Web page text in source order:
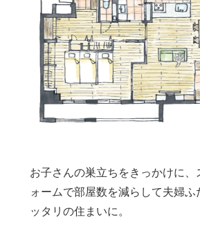
お子さんの巣立ちをきっかけに、
ォームで部屋数を減らして夫婦
ッタリの住まいに。